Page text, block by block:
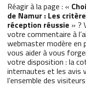
Réagir à la page : «
de Namur : Les
réception réussie » ?
votre commentaire à
webmaster modère en
vous aider à vous
votre disposition : la
internautes et les avis
l’ensemble des